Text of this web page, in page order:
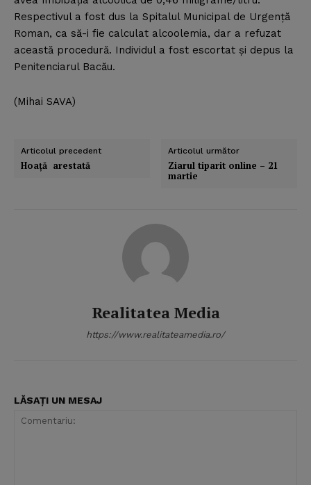
Respectivul a fost dus la Spitalul Municipal de Urgenţă
Roman, ca să-i fie calculat alcoolemia, dar a refuzat
această procedură. Individul a fost escortat şi depus la
Penitenciarul Bacău.
(Mihai SAVA)
Articolul precedent
Hoaţă arestată
Articolul următor
Ziarul tiparit online – 21
martie
Realitatea Media
https://www.realitateamedia.ro/
LĂSAȚI UN MESAJ